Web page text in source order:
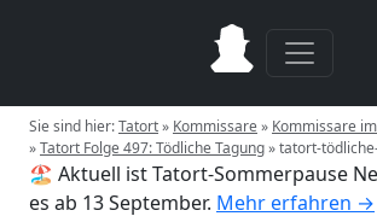
Sie sind hier:Tatort» Kommissare» Kommissare
»Tatort Folge 497: Tödliche Tagung»tatort-
🏖️ Aktuell ist Tatort-Sommerpause
es ab 13 September. Mehr erfahren →